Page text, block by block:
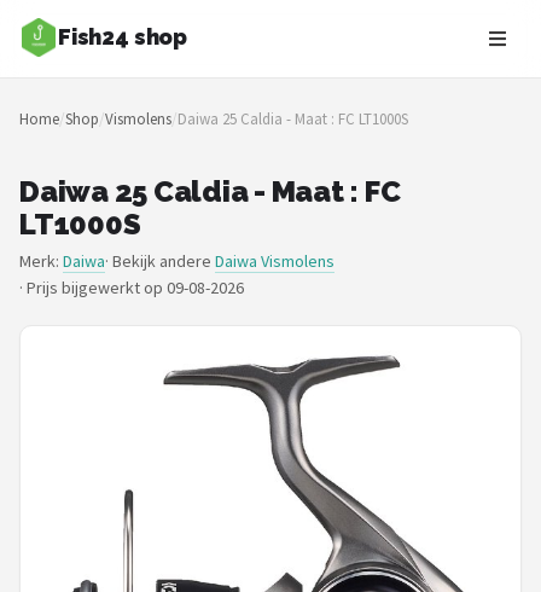
Fish24 shop
Zoeken
NAVIGATIE
Merken
Blog
Dobbers
Kunstaas
Home/Shop/Vismolens/Daiwa 25 Caldia - Maat : FC LT1000S
Daiwa 25 Caldia - Maat : FC
LT1000S
Merk: Daiwa· Bekijk andere Daiwa Vismolens
· Prijs bijgewerkt op 09-08-2026